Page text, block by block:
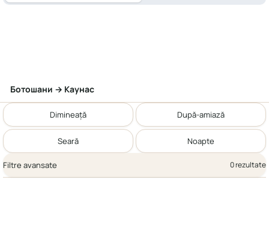
Ботошани → Каунас
Dimineață După-amiază
Seară Noapte
Filtre avansate 0 rezultate